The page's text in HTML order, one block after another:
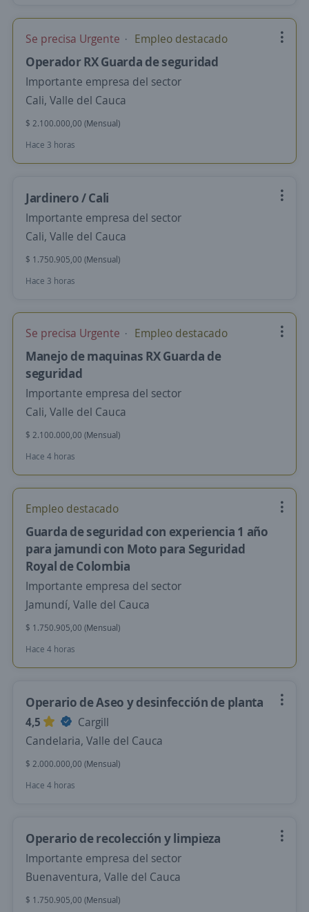
Se precisa Urgente Empleo destacado
Operador RX Guarda de seguridad
Importante empresa del sector
Cali, Valle del Cauca
$ 2.100.000,00 (Mensual)
Hace 3 horas
Jardinero / Cali
Importante empresa del sector
Cali, Valle del Cauca
$ 1.750.905,00 (Mensual)
Hace 3 horas
Se precisa Urgente Empleo destacado
Manejo de maquinas RX Guarda de
seguridad
Importante empresa del sector
Cali, Valle del Cauca
$ 2.100.000,00 (Mensual)
Hace 4 horas
Empleo destacado
Guarda de seguridad con experiencia 1 año
para jamundi con Moto para Seguridad
Royal de Colombia
Importante empresa del sector
Jamundí, Valle del Cauca
$ 1.750.905,00 (Mensual)
Hace 4 horas
Operario de Aseo y desinfección de planta
4,5
Cargill
Candelaria, Valle del Cauca
$ 2.000.000,00 (Mensual)
Hace 4 horas
Operario de recolección y limpieza
Importante empresa del sector
Buenaventura, Valle del Cauca
$ 1.750.905,00 (Mensual)